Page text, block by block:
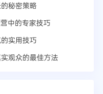
秘密策略
中的专家技巧
实用技巧
观众的最佳方法